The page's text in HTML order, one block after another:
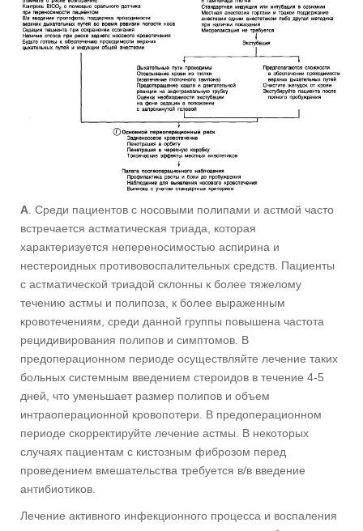
А . Среди пациентов с носовыми полипами и астмой часто
встречается астматическая триада, которая
характеризуется непереносимостью аспирина и
нестероидных противовоспалительных средств. Пациенты
с астматической триадой склонны к более тяжелому
течению астмы и полипоза, к более выраженным
кровотечениям, среди данной группы повышена частота
рецидивирования полипов и симптомов. В
предоперационном периоде осуществляйте лечение таких
больных системным введением стероидов в течение 4-5
дней, что уменьшает размер полипов и объем
интраоперационной кровопотери. В предоперационном
периоде скорректируйте лечение астмы. В некоторых
случаях пациентам с кистозным фиброзом перед
проведением вмешательства требуется в/в введение
антибиотиков.
Лечение активного инфекционного процесса и воспаления